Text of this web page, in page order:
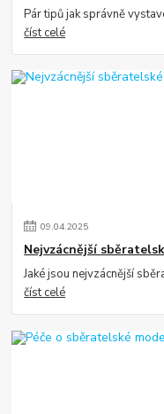
Pár tipů jak správně
číst celé
09.04.2025
Nejvzácnější
Jaké jsou nejvzácnější
číst celé